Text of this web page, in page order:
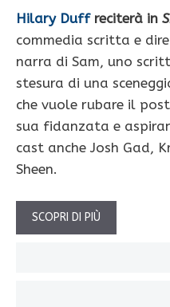
Hilary Duffreciterà in
commedia scritta e
narra di Sam, uno
stesura di una
che vuole rubare il
sua fidanzata e
cast anche Josh Gad,
Sheen.
SCOPRI DI PIÙ